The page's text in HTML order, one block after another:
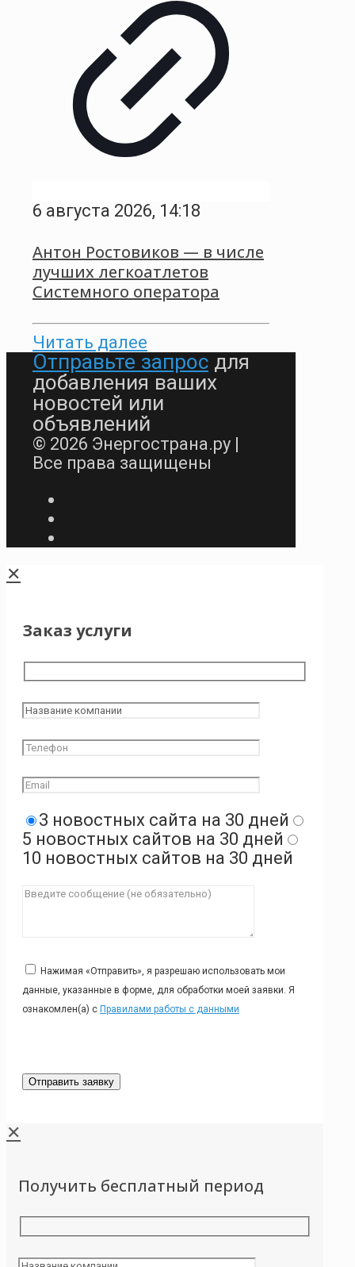
6 августа 2026, 14:18
Антон Ростовиков — в числе
лучших легкоатлетов
Системного оператора
Читать далее
Отправьте запрос для
добавления ваших
новостей или
объявлений
© 2026 Энергострана.ру |
Все права защищены
✕
Заказ услуги
3 новостных сайта на 30 дней
5 новостных сайтов на 30 дней
10 новостных сайтов на 30 дней
Нажимая «Отправить», я разрешаю использовать мои
данные, указанные в форме, для обработки моей заявки. Я
ознакомлен(а) с Правилами работы с данными
✕
Получить бесплатный период